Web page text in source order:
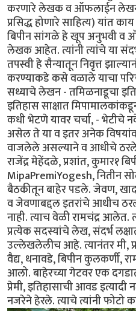
करणारे लेखक व ऑफलाईन लेखन
प्रसिद्ध होणारे साहित्य) यांत
बिपीन सांगळे हे खूप अनुभवी व
लेखक आहेत. त्यांनी त्यांचे या
तपस्वी हे सैन्यातून निवृत्त
करण्याकडे कसे वळाले याचा
सध्याचे लेखन - तमिळनाडूचा
इतिहास साक्षात
कधी भेटणे यावर चर्चा, - भेटीचे
असेल ते या व इतर अनेक
वाजलेले असल्याने व आधीचे
राजेंद्र मेहेंदळे, प्रशांत, कुमार१
MipaPremiYogesh, नितीन
बैठकीतून बाहेर पडले. जेवण,
व जेवणाबद्दल इतरांचे आधीच
नाही. त्याच वेळी रामचंद्र आलेत.
प्रत्येक सदस्यांचे लेख, संदर्भ
उल्लेखलेलीच आहे. त्यानंतर मी,
वैद्य, धनावडे, बिपीन कुलकर्णी,
आलो. बाहेरच्या गेटवर एक
प्रेमी, इतिहासाची आवड
नजरेने हेरले. त्याचे त्यांनी फोटो